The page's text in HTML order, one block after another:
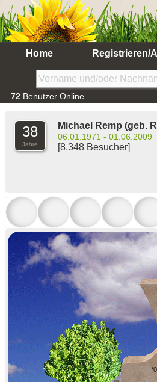
Home Registrieren/
72 Benutzer Online
38
Jahre
Michael Remp (geb.
06.01.1971 - 01.06.2009
[8.348 Besucher]